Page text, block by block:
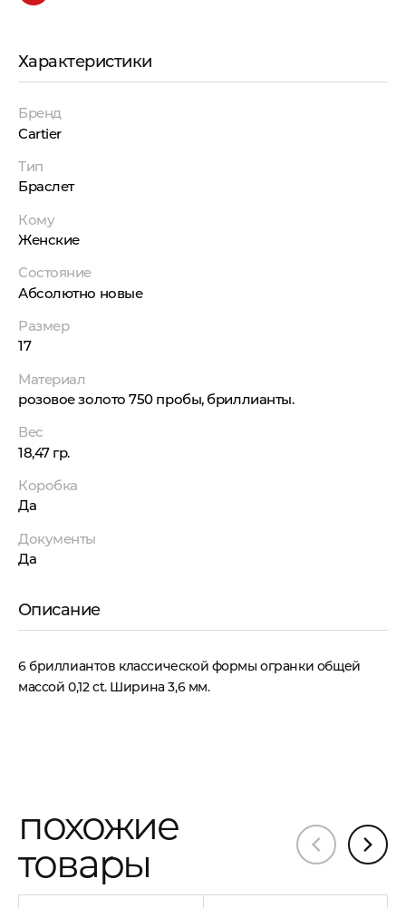
Характеристики
Бренд
Cartier
Тип
Браслет
Кому
Женские
Состояние
Абсолютно новые
Размер
17
Материал
розовое золото 750 пробы, бриллианты.
Вес
18,47 гр.
Коробка
Да
Документы
Да
Описание
6 бриллиантов классической формы огранки общей
массой 0,12 ct. Ширина 3,6 мм.
похожие
товары